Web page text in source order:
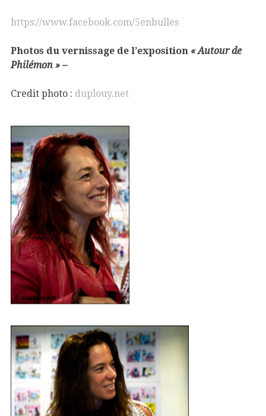
https://www.facebook.com/5enbulles
Photos du vernissage de l’exposition « Autour de
Philémon » –
Credit photo : duplouy.net